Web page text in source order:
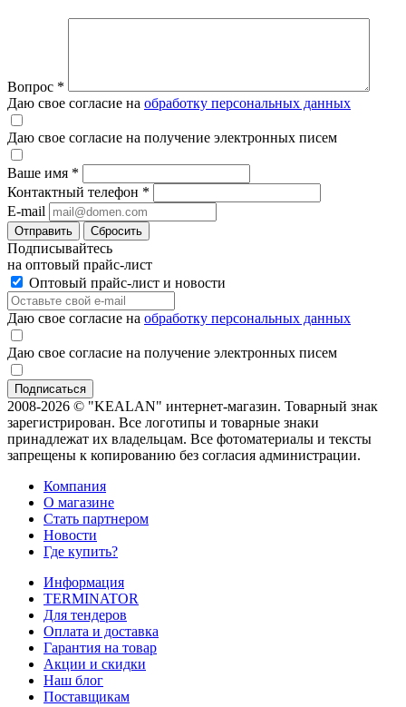
Вопрос *
Даю свое согласие на обработку персональных данных
Даю свое согласие на получение электронных писем
Ваше имя *
Контактный телефон *
E-mail
Отправить Сбросить
Подписывайтесь
на оптовый прайс-лист
Оптовый прайс-лист и новости
Даю свое согласие на обработку персональных данных
Даю свое согласие на получение электронных писем
2008-2026 © "KEALAN" интернет-магазин. Товарный знак
зарегистрирован. Все логотипы и товарные знаки
принадлежат их владельцам. Все фотоматериалы и тексты
запрещены к копированию без согласия администрации.
Компания
О магазине
Стать партнером
Новости
Где купить?
Информация
TERMINATOR
Для тендеров
Оплата и доставка
Гарантия на товар
Акции и скидки
Наш блог
Поставщикам